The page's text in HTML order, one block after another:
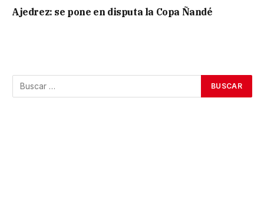
Ajedrez: se pone en disputa la Copa Ñandé